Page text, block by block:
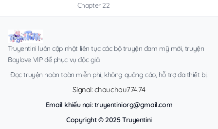
Chapter 22
Truyentini luôn cập nhật liên tục các bộ truyện đam mỹ mới, truyện
Boylove VIP để phục vụ độc giả.
Đọc truyện hoàn toàn miễn phí, không quảng cáo, hỗ trợ đa thiết bị.
Signal: chauchau774.74
Email khiếu nại:truyentiniorg@gmail.com
Copyright © 2025 Truyentini